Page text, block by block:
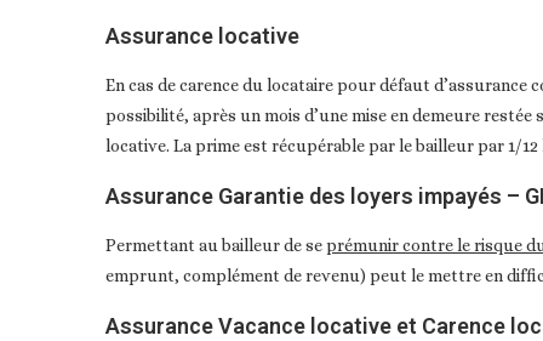
Assurance locative
En cas de carence du locataire pour défaut
possibilité, après un mois d’une mise en demeure
locative. La prime est récupérable par le bailleur par 1/
Assurance Garantie des loyers impayés –
Permettant au bailleur de seprémunir contre le risque
emprunt, complément de revenu) peut le mettre en
Assurance Vacance locative et Carence